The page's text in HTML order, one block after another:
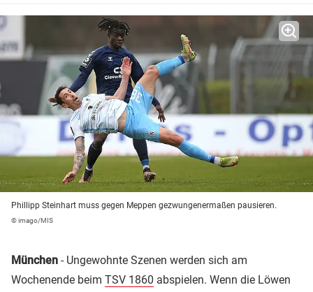
Phillipp Steinhart muss gegen Meppen gezwungenermaßen pausieren.
© imago/MIS
München - Ungewohnte Szenen werden sich am
Wochenende beim TSV 1860 abspielen. Wenn die Löwen